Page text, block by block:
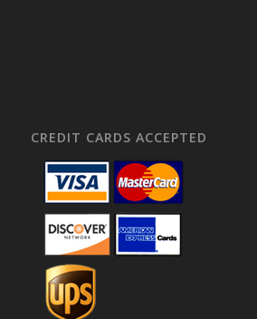
CREDIT CARDS ACCEPTED